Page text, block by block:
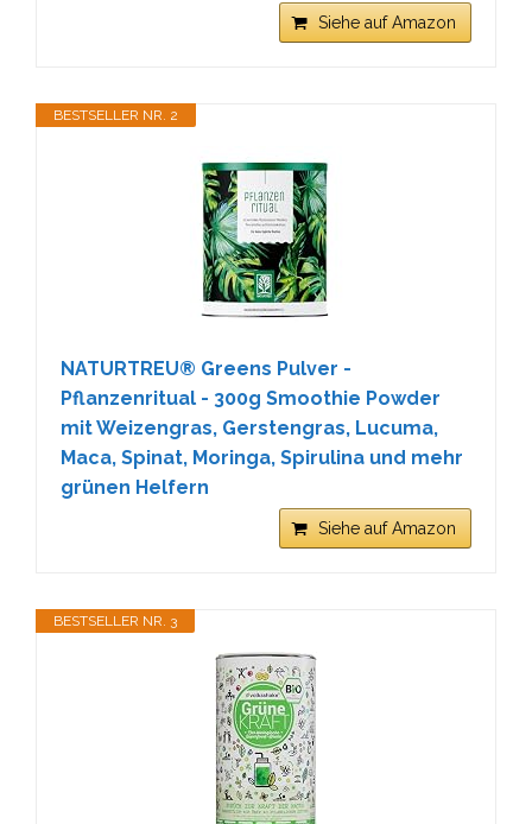
Siehe auf Amazon
BESTSELLER NR. 2
NATURTREU® Greens Pulver -
Pflanzenritual - 300g Smoothie Powder
mit Weizengras, Gerstengras, Lucuma,
Maca, Spinat, Moringa, Spirulina und mehr
grünen Helfern
Siehe auf Amazon
BESTSELLER NR. 3